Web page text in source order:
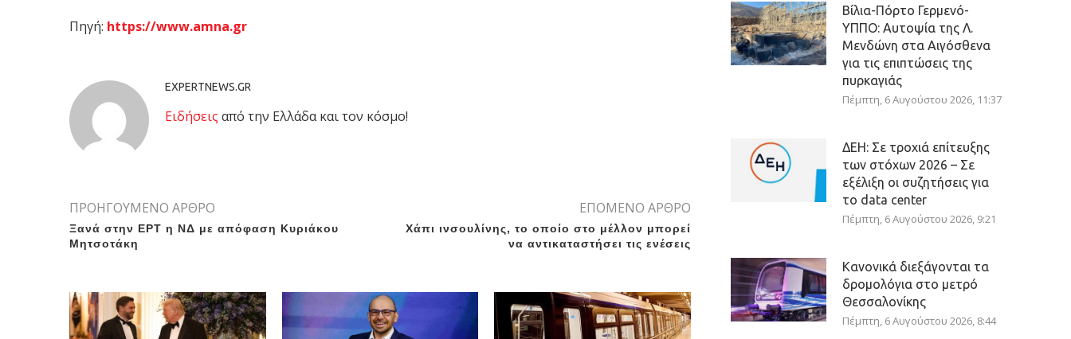
Πηγή: https://www.amna.gr
EXPERTNEWS.GR
Eιδήσεις από την Ελλάδα και τον κόσμο!
ΠΡΟΗΓΟΥΜΕΝΟ ΑΡΘΡΟ
Ξανά στην ΕΡΤ η ΝΔ με απόφαση Κυριάκου
Μητσοτάκη
ΕΠΟΜΕΝΟ ΑΡΘΡΟ
Χάπι ινσουλίνης, το οποίο στο μέλλον μπορεί
να αντικαταστήσει τις ενέσεις
Βίλια-Πόρτο Γερμενό-
ΥΠΠΟ: Αυτοψία της Λ.
Μενδώνη στα Αιγόσθενα
για τις επιπτώσεις της
πυρκαγιάς
Πέμπτη, 6 Αυγούστου 2026, 11:37
ΔΕΗ: Σε τροχιά επίτευξης
των στόχων 2026 – Σε
εξέλιξη οι συζητήσεις για
το data center
Πέμπτη, 6 Αυγούστου 2026, 9:21
Κανονικά διεξάγονται τα
δρομολόγια στο μετρό
Θεσσαλονίκης
Πέμπτη, 6 Αυγούστου 2026, 8:44